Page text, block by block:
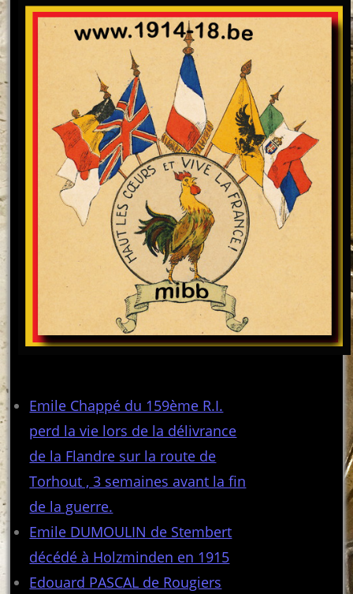
Emile Chappé du 159ème R.I.
perd la vie lors de la délivrance
de la Flandre sur la route de
Torhout , 3 semaines avant la fin
de la guerre.
Emile DUMOULIN de Stembert
décédé à Holzminden en 1915
Edouard PASCAL de Rougiers